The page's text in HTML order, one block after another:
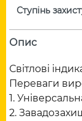
Ступінь
Опис
Світлові
Переваги
1.
2.